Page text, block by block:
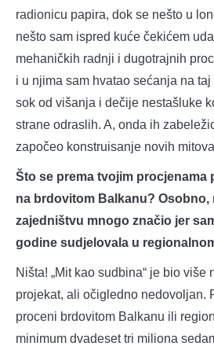
radionicu papira, dok se nešto u
nešto sam ispred kuće čekićem
mehaničkih radnji i dugotrajnih
i u njima sam hvatao sećanja na
sok od višanja i dečije nestašluke
strane odraslih. A, onda ih
započeo konstruisanje novih
Što se prema tvojim procjenama
na brdovitom Balkanu? Osobno,
zajedništvu mnogo značio jer
godine sudjelovala u
Ništa! „Mit kao sudbina“ je bio više
projekat, ali očigledno nedovoljan.
proceni brdovitom Balkanu ili
minimum dvadeset tri miliona